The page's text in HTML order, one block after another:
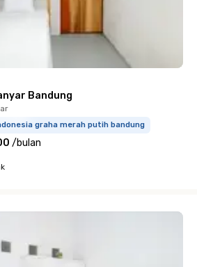
Bandung
graha merah putih bandung
/bulan